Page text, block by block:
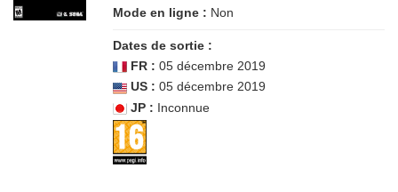
Mode en ligne : Non
Dates de sortie :
FR : 05 décembre 2019
US : 05 décembre 2019
JP : Inconnue